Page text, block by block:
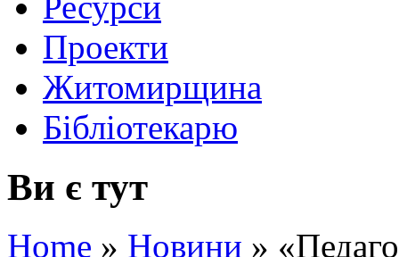
Проекти
Житомирщина
Бібліотекарю
Ви є тут
Home » Новини »